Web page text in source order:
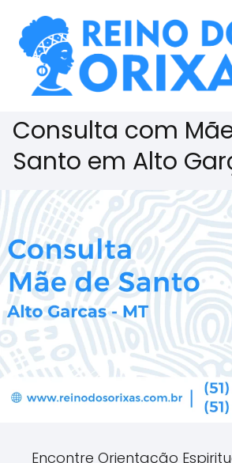
Consulta com
Santo em Alto
Encontre Orientação